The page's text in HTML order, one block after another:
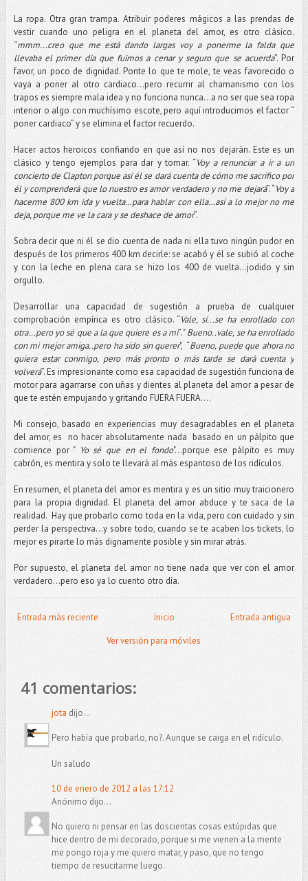
La ropa. Otra gran trampa. Atribuir poderes mágicos a las prendas de
vestir cuando uno peligra en el planeta del amor, es otro clásico.
“mmm...creo que me está dando largas voy a ponerme la falda que
llevaba el primer día que fuimos a cenar y seguro que se acuerda”. Por
favor, un poco de dignidad. Ponte lo que te mole, te veas favorecido o
vaya a poner al otro cardiaco…pero recurrir al chamanismo con los
trapos es siempre mala idea y no funciona nunca…a no ser que sea ropa
interior o algo con muchísimo escote, pero aquí introducimos el factor “
poner cardiaco” y se elimina el factor recuerdo.
Hacer actos heroicos confiando en que así no nos dejarán. Este es un
clásico y tengo ejemplos para dar y tomar. “Voy a renunciar a ir a un
concierto de Clapton porque así él se dará cuenta de cómo me sacrifico por
él y comprenderá que lo nuestro es amor verdadero y no me dejará”. “Voy a
hacerme 800 km ida y vuelta…para hablar con ella…así a lo mejor no me
deja, porque me ve la cara y se deshace de amor”.
Sobra decir que ni él se dio cuenta de nada ni ella tuvo ningún pudor en
después de los primeros 400 km decirle: se acabó y él se subió al coche
y con la leche en plena cara se hizo los 400 de vuelta...jodido y sin
orgullo.
Desarrollar una capacidad de sugestión a prueba de cualquier
comprobación empírica es otro clásico. “Vale, sí...se ha enrollado con
otra...pero yo sé que a la que quiere es a mí”. "Bueno..vale, se ha enrollado
con mi mejor amiga..pero ha sido sin querer", “Bueno, puede que ahora no
quiera estar conmigo, pero más pronto o más tarde se dará cuenta y
volverá”. Es impresionante como esa capacidad de sugestión funciona de
motor para agarrarse con uñas y dientes al planeta del amor a pesar de
que te estén empujando y gritando FUERA FUERA….
Mi consejo, basado en experiencias muy desagradables en el planeta
del amor, es no hacer absolutamente nada basado en un pálpito que
comience por " Yo sé que en el fondo"...porque ese pálpito es muy
cabrón, es mentira y solo te llevará al más espantoso de los ridículos.
En resumen, el planeta del amor es mentira y es un sitio muy traicionero
para la propia dignidad. El planeta del amor abduce y te saca de la
realidad. Hay que probarlo como toda en la vida, pero con cuidado y sin
perder la perspectiva…y sobre todo, cuando se te acaben los tickets, lo
mejor es pirarte lo más dignamente posible y sin mirar atrás.
Por supuesto, el planeta del amor no tiene nada que ver con el amor
verdadero...pero eso ya lo cuento otro día.
Entrada más reciente Entrada antigua
Inicio
Ver versión para móviles
41 comentarios:
jota dijo...
Pero había que probarlo, no?. Aunque se caiga en el ridículo.
Un saludo
10 de enero de 2012 a las 17:12
Anónimo dijo...
No quiero ni pensar en las doscientas cosas estúpidas que
hice dentro de mi decorado, porque si me vienen a la mente
me pongo roja y me quiero matar, y paso, que no tengo
tiempo de resucitarme luego.